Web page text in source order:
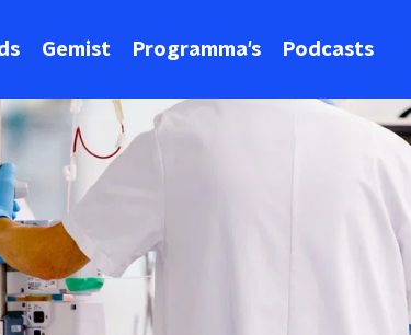
Gemist Programma's Podcasts